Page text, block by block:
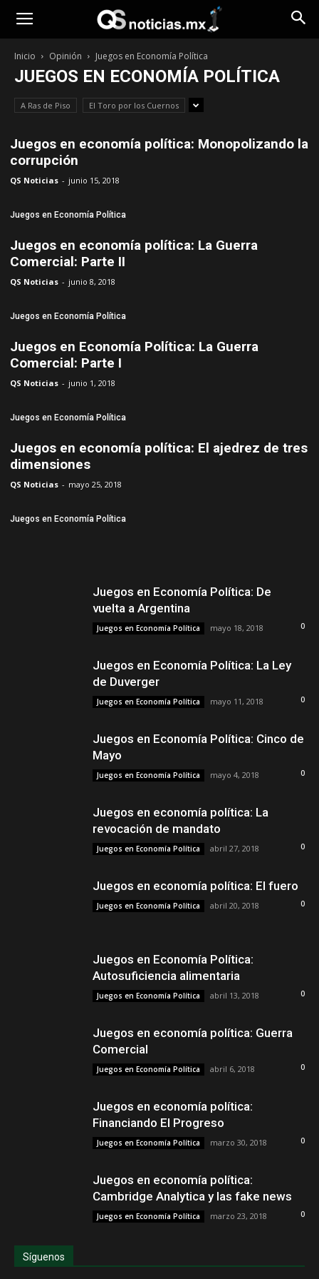
Inicio Opinión Juegos en Economía Política
JUEGOS EN ECONOMÍA POLÍTICA
A Ras de Piso El Toro por los Cuernos
Juegos en Economía Política
Juegos en economía política: Monopolizando la
corrupción
QS Noticias - junio 15, 2018
Juegos en Economía Política
Juegos en economía política: La Guerra
Comercial: Parte II
QS Noticias - junio 8, 2018
Juegos en Economía Política
Juegos en Economía Política: La Guerra
Comercial: Parte I
QS Noticias - junio 1, 2018
Juegos en Economía Política
Juegos en economía política: El ajedrez de tres
dimensiones
QS Noticias - mayo 25, 2018
Juegos en Economía Política: De
vuelta a Argentina
Juegos en Economía Política mayo 18, 2018 0
Juegos en Economía Política: La Ley
de Duverger
Juegos en Economía Política mayo 11, 2018 0
Juegos en Economía Política: Cinco de
Mayo
Juegos en Economía Política mayo 4, 2018 0
Juegos en economía política: La
revocación de mandato
Juegos en Economía Política abril 27, 2018 0
Juegos en economía política: El fuero
Juegos en Economía Política abril 20, 2018 0
Juegos en Economía Política:
Autosuficiencia alimentaria
Juegos en Economía Política abril 13, 2018 0
Juegos en economía política: Guerra
Comercial
Juegos en Economía Política abril 6, 2018 0
Juegos en economía política:
Financiando El Progreso
Juegos en Economía Política marzo 30, 2018 0
Juegos en economía política:
Cambridge Analytica y las fake news
Juegos en Economía Política marzo 23, 2018 0
Síguenos